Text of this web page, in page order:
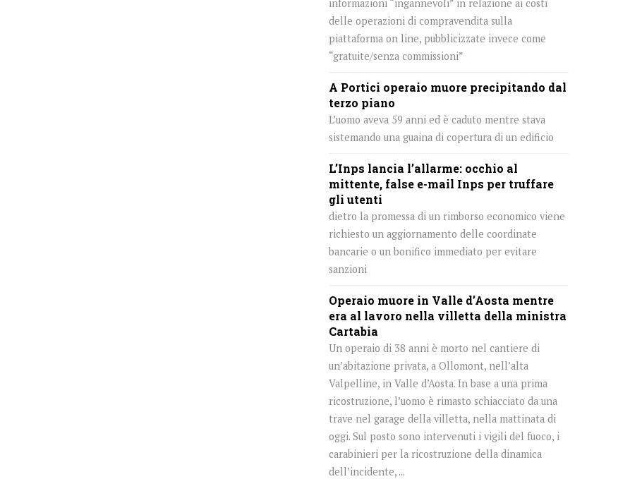
informazioni “ingannevoli” in relazione ai costi
delle operazioni di compravendita sulla
piattaforma on line, pubblicizzate invece come
“gratuite/senza commissioni”
A Portici operaio muore precipitando dal
terzo piano
L’uomo aveva 59 anni ed è caduto mentre stava
sistemando una guaina di copertura di un edificio
L’Inps lancia l’allarme: occhio al
mittente, false e-mail Inps per truffare
gli utenti
dietro la promessa di un rimborso economico viene
richiesto un aggiornamento delle coordinate
bancarie o un bonifico immediato per evitare
sanzioni
Operaio muore in Valle d’Aosta mentre
era al lavoro nella villetta della ministra
Cartabia
Un operaio di 38 anni è morto nel cantiere di
un’abitazione privata, a Ollomont, nell’alta
Valpelline, in Valle d’Aosta. In base a una prima
ricostruzione, l’uomo è rimasto schiacciato da una
trave nel garage della villetta, nella mattinata di
oggi. Sul posto sono intervenuti i vigili del fuoco, i
carabinieri per la ricostruzione della dinamica
dell’incidente, ...